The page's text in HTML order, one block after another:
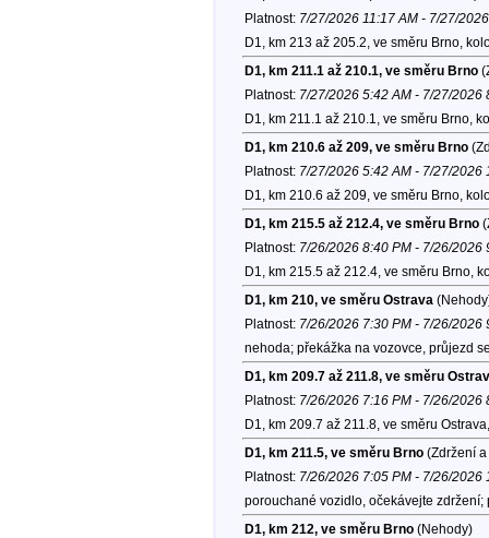
Platnost: 7/27/2026 11:17 AM - 7/27/
D1, km 213 až 205.2, ve směru Brno,
D1, km 211.1 až 210.1, ve směru Brno
Platnost: 7/27/2026 5:42 AM - 7/27/2026
D1, km 211.1 až 210.1, ve směru Brno,
D1, km 210.6 až 209, ve směru Brno
Platnost: 7/27/2026 5:42 AM - 7/27/2026
D1, km 210.6 až 209, ve směru Brno,
D1, km 215.5 až 212.4, ve směru Brno
Platnost: 7/26/2026 8:40 PM - 7/26/2026
D1, km 215.5 až 212.4, ve směru Brno,
D1, km 210, ve směru Ostrava
Platnost: 7/26/2026 7:30 PM - 7/26/2026
nehoda; překážka na vozovce, průjezd
D1, km 209.7 až 211.8, ve směru
Platnost: 7/26/2026 7:16 PM - 7/26/2026
D1, km 209.7 až 211.8, ve směru
D1, km 211.5, ve směru Brno(Zdržení a
Platnost: 7/26/2026 7:05 PM - 7/26/2026
porouchané vozidlo, očekávejte
D1, km 212, ve směru Brno(Nehody)